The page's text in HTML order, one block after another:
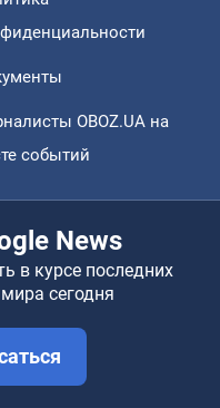
OBOZ.UA на
событий
News
в курсе последних
сегодня